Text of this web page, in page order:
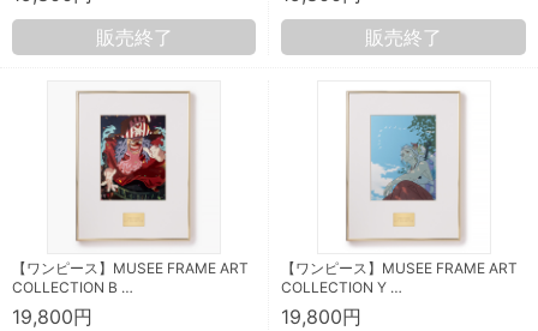
販売終了
販売終了
【ワンピース】MUSEE FRAME ART
COLLECTION B …
19,800円
【ワンピース】MUSEE FRAME ART
COLLECTION Y …
19,800円